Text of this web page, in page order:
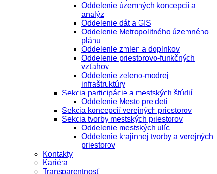
Oddelenie územných koncepcií a
analýz
Oddelenie dát a GIS
Oddelenie Metropolitného územného
plánu
Oddelenie zmien a doplnkov
Oddelenie priestorovo-funkčných
vzťahov
Oddelenie zeleno-modrej
infraštruktúry
Sekcia participácie a mestských štúdií
Oddelenie Mesto pre deti
Sekcia koncepcií verejných priestorov
Sekcia tvorby mestských priestorov
Oddelenie mestských ulíc
Oddelenie krajinnej tvorby a verejných
priestorov
Kontakty
Kariéra
Transparentnosť